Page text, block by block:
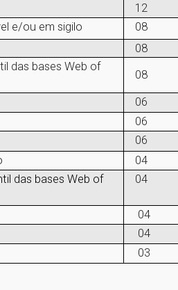
12
e/ou em sigilo
08
08
das bases Web of
08
06
06
06
04
das bases Web of
04
04
04
03